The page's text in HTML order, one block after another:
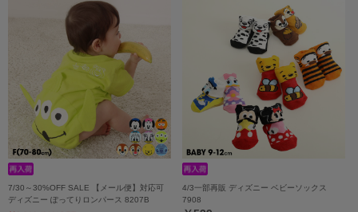
7/30～30%OFF SALE 【メール便】対応可
ディズニー ぽってりロンパース 8207B
4/3一部再販 ディズニー ベビーソックス
7908